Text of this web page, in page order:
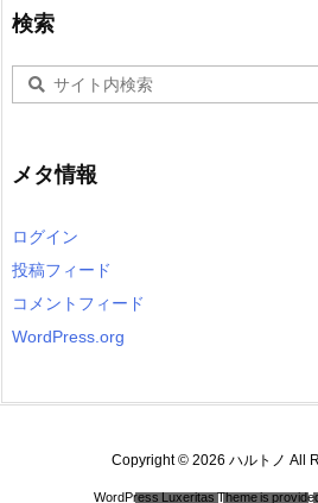
検索
メタ情報
ログイン
投稿フィード
コメントフィード
WordPress.org
Copyright © 2026 ハルトノ All
WordPress Luxeritas Theme is